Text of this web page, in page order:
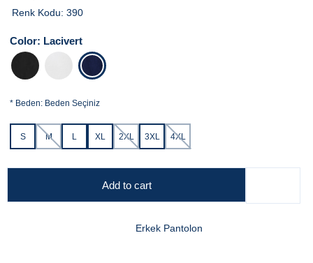
Renk Kodu: 390
Color: Lacivert
* Beden: Beden Seçiniz
S M L XL 2XL 3XL 4XL
Add to cart
Erkek Pantolon